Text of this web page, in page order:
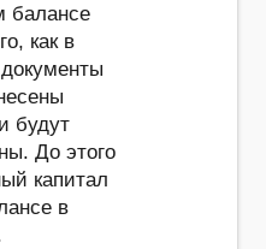
балансе
как в
будут
До этого
капитал
в